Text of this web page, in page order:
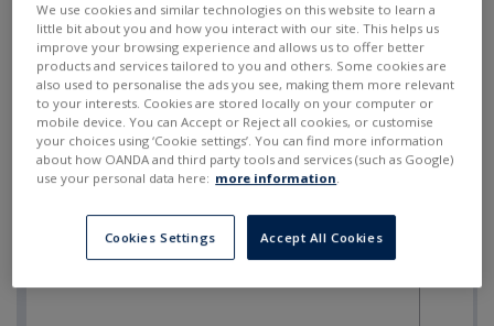
We use cookies and similar technologies on this website to learn a
little bit about you and how you interact with our site. This helps us
improve your browsing experience and allows us to offer better
products and services tailored to you and others. Some cookies are
also used to personalise the ads you see, making them more relevant
to your interests. Cookies are stored locally on your computer or
mobile device. You can Accept or Reject all cookies, or customise
your choices using ‘Cookie settings’. You can find more information
about how OANDA and third party tools and services (such as Google)
use your personal data here: more information.
Cookies Settings Accept All Cookies